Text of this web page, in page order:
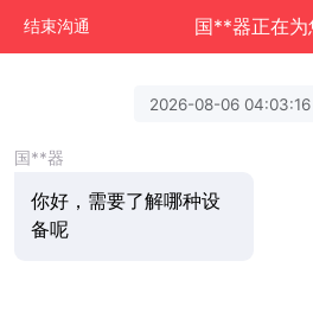
结束沟通 国**器正在为
2026-08-06 04:03:16
国**器
你好，需要了解哪种设
备呢